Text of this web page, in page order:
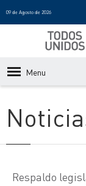
09 de Agosto de 2026
Menu
Respaldo